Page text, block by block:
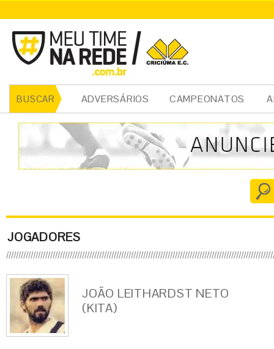
BUSCAR ADVERSÁRIOS CAMPEONATOS
JOGADORES
JOÃO LEITHARDST NETO
(KITA)